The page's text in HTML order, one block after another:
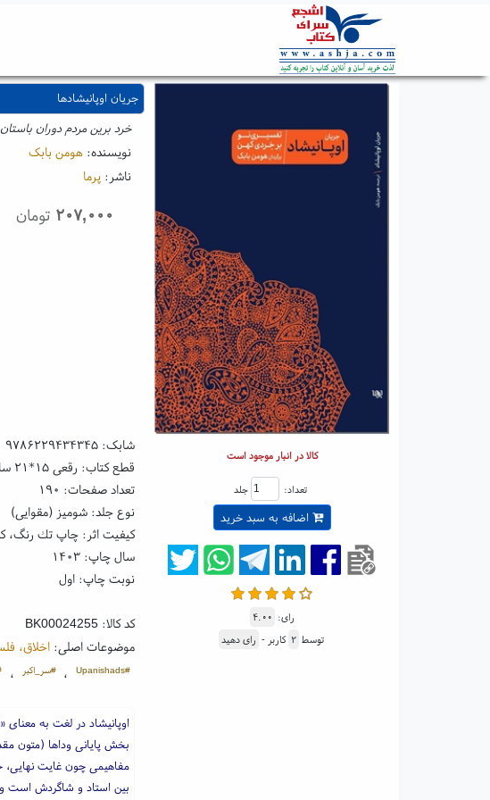
جریان اوپانیشادها
خرد برین مردم دوران
نویسنده: هومن بابک
ناشر: پرما
۲۰۷,۰۰۰ تومان
کالا در انبار موجود است
تعداد: جلد
اضافه به سبد خرید
رای: ۴.۰۰
توسط ۲ کاربر - رای دهید
شابک:۹۷۸۶۲۲۹۴۳۴۳۴۵
قطع کتاب: رقعی ۱۵*۲۱ سانتیمتر
تعداد صفحات: ۱۹۰
نوع جلد: شومیز (مقوایی)
کیفیت اثر: چاپ تك رنگ،
سال چاپ: ۱۴۰۳
نوبت چاپ: اول
کد کالا:BK00024255
موضوعات اصلی:اخلاق،
#Upanishads ، #سر_اکبر ،
اوپانیشاد در لغت به
بخش پایانی وداها (متون
مفاهیمی چون غایت
بین استاد و شاگردش است